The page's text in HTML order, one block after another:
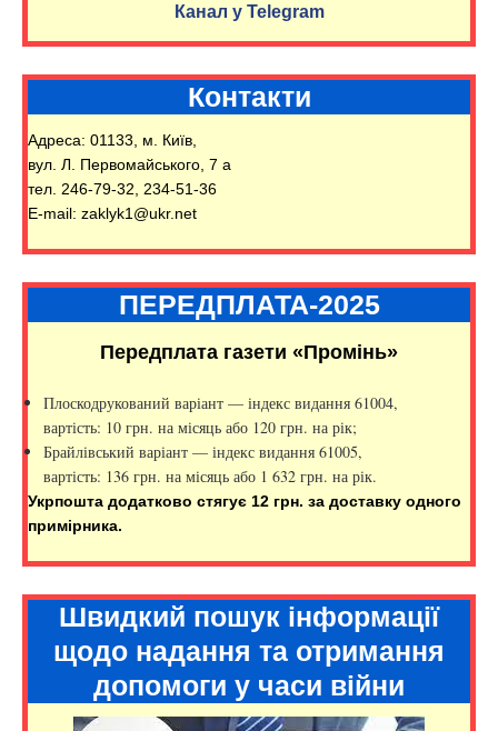
Канал у Telegram
Контакти
Адреса: 01133, м. Київ,
вул. Л. Первомайського, 7 а
тел. 246-79-32, 234-51-36
E-mail: zaklyk1@ukr.net
ПЕРЕДПЛАТА-2025
Передплата газети «Промінь»
Плоскодрукований варіант — індекс видання 61004,
вартість: 10 грн. на місяць або 120 грн. на рік;
Брайлівський варіант — індекс видання 61005,
вартість: 136 грн. на місяць або 1 632 грн. на рік.
Укрпошта додатково стягує 12 грн. за доставку одного
примірника.
Швидкий пошук інформації
щодо надання та отримання
допомоги у часи війни